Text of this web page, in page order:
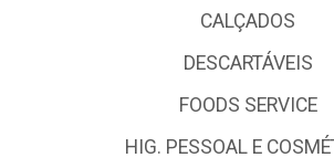
CALÇADOS
DESCARTÁVEIS
FOODS SERVICE
HIG. PESSOAL E